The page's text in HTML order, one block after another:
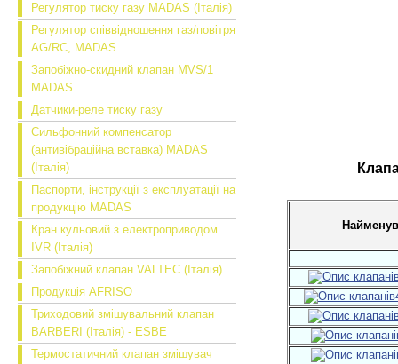
Регулятор тиску газу MADAS (Італія)
Регулятор співвідношення газ/повітря
AG/RC, MADAS
Запобіжно-скидний клапан MVS/1
MADAS
Датчики-реле тиску газу
Сильфонний компенсатор
(антивібраційна вставка) MADAS
(Італія)
Паспорти, інструкції з експлуатації на
продукцію MADAS
Кран кульовий з електроприводом
IVR (Італія)
Запобіжний клапан VALTEC (Італія)
Продукція AFRISO
Триходовий змішувальний клапан
BARBERI (Італія) - ESBE
Термостатичний клапан змішувач